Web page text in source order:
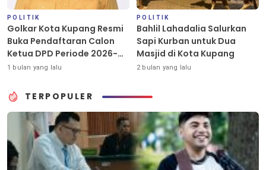
POLITIK
Golkar Kota Kupang Resmi
Buka Pendaftaran Calon
Ketua DPD Periode 2026-
2031
1 bulan yang lalu
POLITIK
Bahlil Lahadalia Salurkan
Sapi Kurban untuk Dua
Masjid di Kota Kupang
2 bulan yang lalu
TERPOPULER